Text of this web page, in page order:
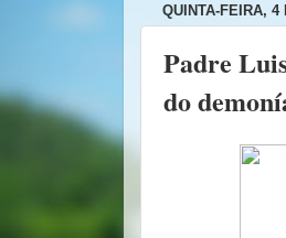
QUINTA-FEIRA, 4
Padre
do